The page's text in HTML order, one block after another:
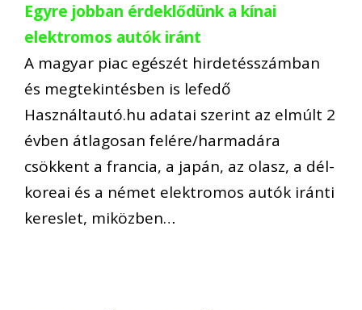
Egyre jobban érdeklődünk a kínai
elektromos autók iránt
A magyar piac egészét hirdetésszámban
és megtekintésben is lefedő
Használtautó.hu adatai szerint az elmúlt 2
évben átlagosan felére/harmadára
csökkent a francia, a japán, az olasz, a dél-
koreai és a német elektromos autók iránti
kereslet, miközben…